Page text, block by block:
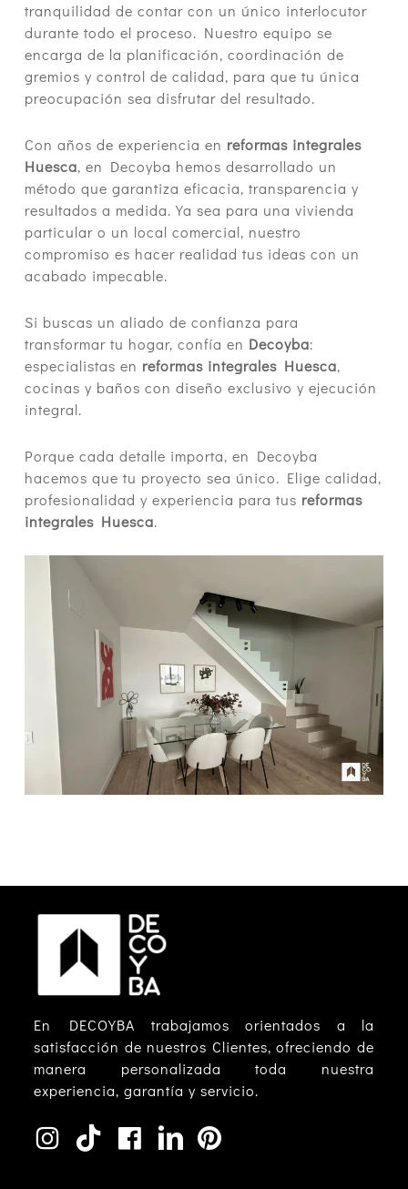
tranquilidad de contar con un único interlocutor
durante todo el proceso. Nuestro equipo se
encarga de la planificación, coordinación de
gremios y control de calidad, para que tu única
preocupación sea disfrutar del resultado.
Con años de experiencia en reformas integrales
Huesca, en Decoyba hemos desarrollado un
método que garantiza eficacia, transparencia y
resultados a medida. Ya sea para una vivienda
particular o un local comercial, nuestro
compromiso es hacer realidad tus ideas con un
acabado impecable.
Si buscas un aliado de confianza para
transformar tu hogar, confía en Decoyba:
especialistas en reformas integrales Huesca,
cocinas y baños con diseño exclusivo y ejecución
integral.
Porque cada detalle importa, en Decoyba
hacemos que tu proyecto sea único. Elige calidad,
profesionalidad y experiencia para tus reformas
integrales Huesca.
En DECOYBA trabajamos orientados a la
satisfacción de nuestros Clientes, ofreciendo de
manera personalizada toda nuestra
experiencia, garantía y servicio.